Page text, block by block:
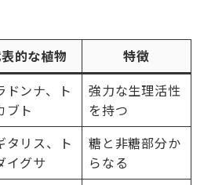
的な植物 特徴
ドンナ、ト
ブト
強力な生理活性
を持つ
タリス、ト
イグサ
糖と非糖部分か
らなる